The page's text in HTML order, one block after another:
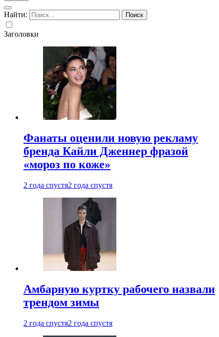
Найти:
Заголовки
Фанаты оценили новую рекламу
бренда Кайли Дженнер фразой
«мороз по коже»
2 года спустя2 года спустя
Амбарную куртку рабочего назвали
трендом зимы
2 года спустя2 года спустя